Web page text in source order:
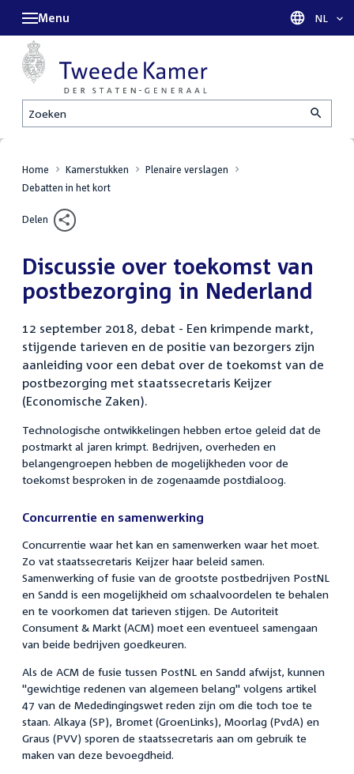
Zoeken
Menu Taal
NL
Home Kamerstukken
Plenaire verslagen
Debatten in het kort
Delen
Discussie over toekomst van
postbezorging in Nederland
12 september 2018, debat - Een krimpende markt,
stijgende tarieven en de positie van bezorgers zijn
aanleiding voor een debat over de toekomst van de
postbezorging met staatssecretaris Keijzer
(Economische Zaken).
Technologische ontwikkelingen hebben ertoe geleid dat de
postmarkt al jaren krimpt. Bedrijven, overheden en
belangengroepen hebben de mogelijkheden voor de
toekomst besproken in de zogenaamde postdialoog.
Concurrentie en samenwerking
Concurrentie waar het kan en samenwerken waar het moet.
Zo vat staatssecretaris Keijzer haar beleid samen.
Samenwerking of fusie van de grootste postbedrijven PostNL
en Sandd is een mogelijkheid om schaalvoordelen te behalen
en te voorkomen dat tarieven stijgen. De Autoriteit
Consument & Markt (ACM) moet een eventueel samengaan
van beide bedrijven goedkeuren.
Als de ACM de fusie tussen PostNL en Sandd afwijst, kunnen
"gewichtige redenen van algemeen belang" volgens artikel
47 van de Mededingingswet reden zijn om die toch toe te
staan. Alkaya (SP), Bromet (GroenLinks), Moorlag (PvdA) en
Graus (PVV) sporen de staatssecretaris aan om gebruik te
maken van deze bevoegdheid.